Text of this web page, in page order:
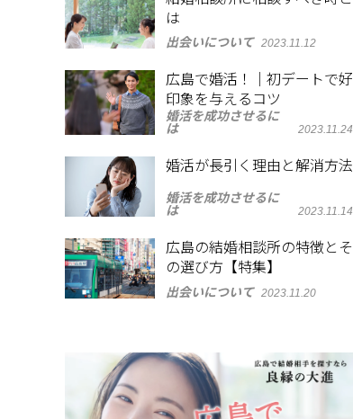
は
出会いについて 2023.11.12
広島で婚活！｜初デートで好
印象を与えるコツ
婚活を成功させるに
は
2023.11.24
婚活が長引く理由と解消方法
婚活を成功させるに
は
2023.11.14
広島の結婚相談所の特徴とそ
の選び方【特集】
出会いについて 2023.11.20